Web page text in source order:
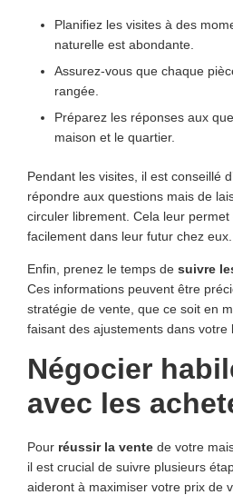
Planifiez les visites à des
naturelle est abondante.
Assurez-vous que chaque
rangée.
Préparez les réponses aux
maison et le quartier.
Pendant les visites, il est conseillé
répondre aux questions mais de
circuler librement. Cela leur
facilement dans leur futur chez eux.
Enfin, prenez le temps de suivre
Ces informations peuvent être
stratégie de vente, que ce soit en
faisant des ajustements dans votre
Négocier
avec les
Pour réussir la vente de votre
il est crucial de suivre plusieurs
aideront à maximiser votre prix de